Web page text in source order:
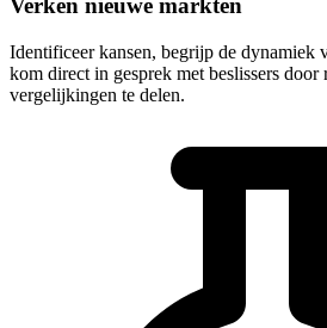
Verken nieuwe markten
Identificeer kansen, begrijp de dynamiek
kom direct in gesprek met beslissers door
vergelijkingen te delen.